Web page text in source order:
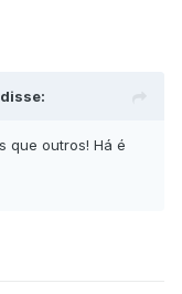
que outros! Há é